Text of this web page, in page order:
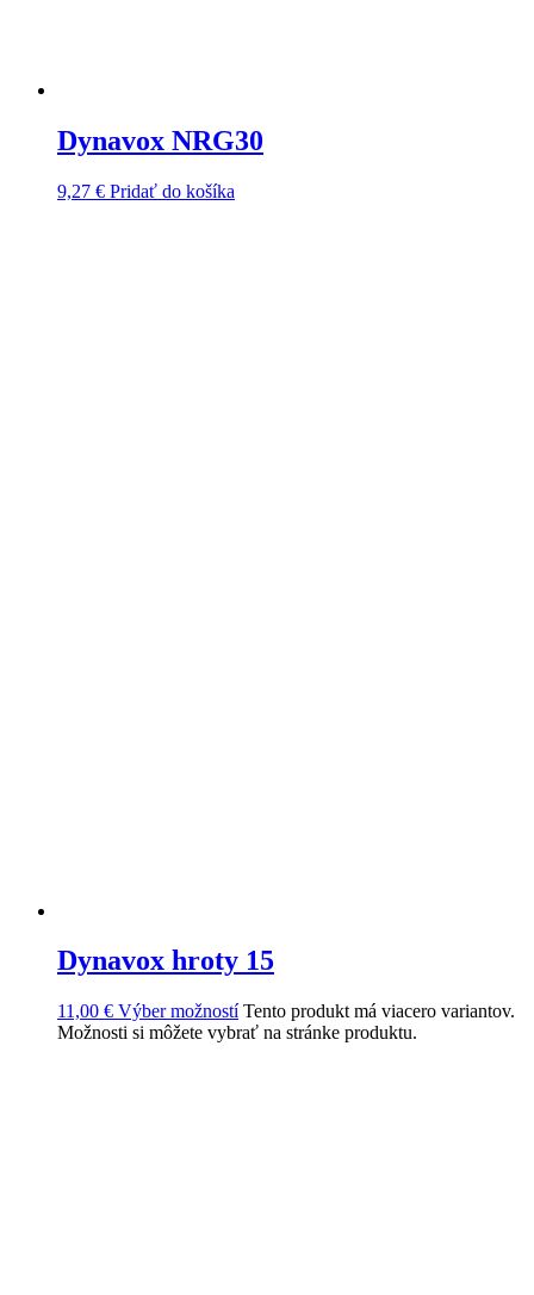
Dynavox NRG30
9,27 € Pridať do košíka
Dynavox hroty 15
11,00 € Výber možností Tento produkt má viacero variantov.
Možnosti si môžete vybrať na stránke produktu.